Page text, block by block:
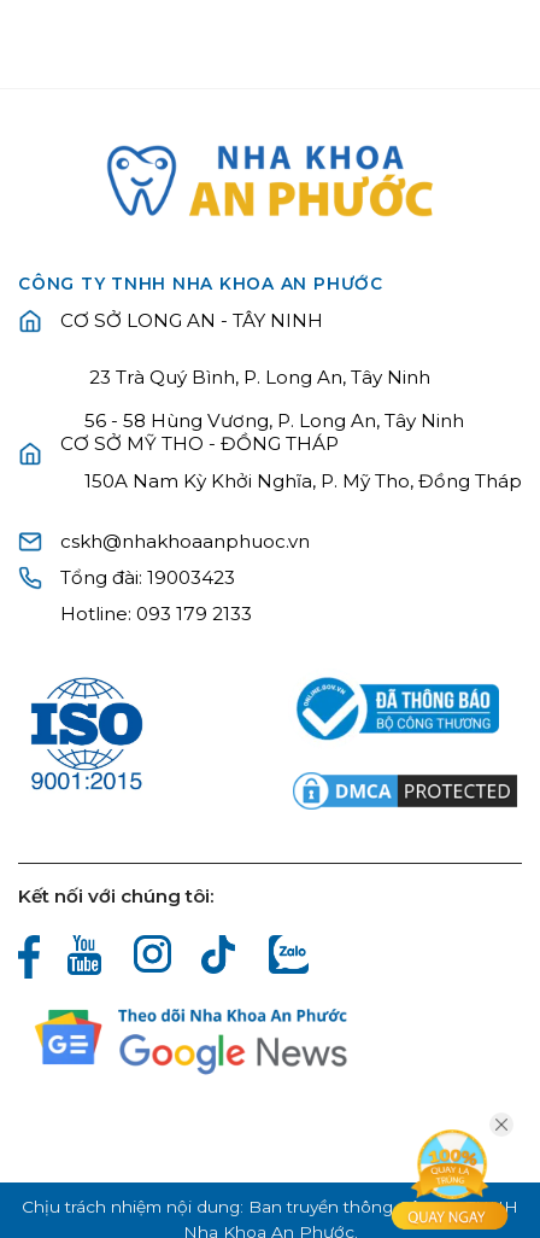
CÔNG TY TNHH NHA KHOA AN PHƯỚC
CƠ SỞ LONG AN - TÂY NINH
23 Trà Quý Bình, P. Long An, Tây Ninh
56 - 58 Hùng Vương, P. Long An, Tây Ninh
CƠ SỞ MỸ THO - ĐỒNG THÁP
150A Nam Kỳ Khởi Nghĩa, P. Mỹ Tho, Đồng Tháp
cskh@nhakhoaanphuoc.vn
Tổng đài:19003423
Hotline:093 179 2133
Kết nối với chúng tôi:
Chịu trách nhiệm nội dung: Ban truyền thông Công ty TNHH
Nha Khoa An Phước.